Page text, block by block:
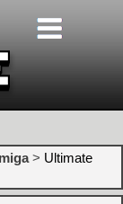
> Ultimate